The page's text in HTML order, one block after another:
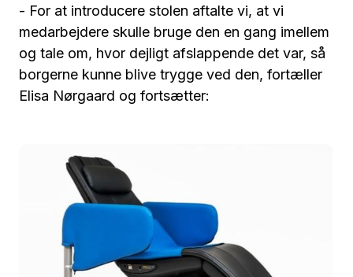
- For at introducere stolen aftalte vi, at vi
medarbejdere skulle bruge den en gang imellem
og tale om, hvor dejligt afslappende det var, så
borgerne kunne blive trygge ved den, fortæller
Elisa Nørgaard og fortsætter: